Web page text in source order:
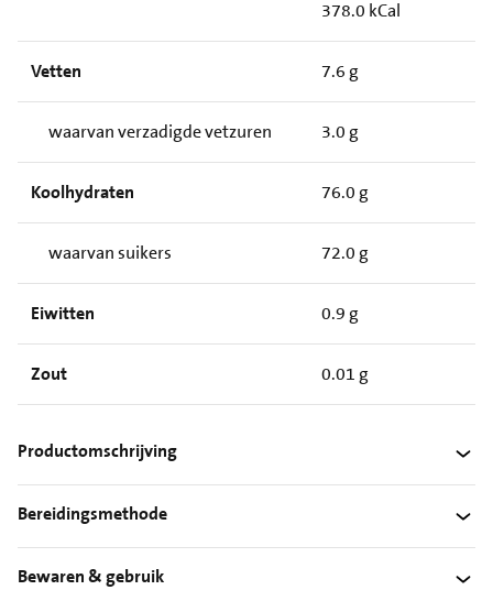
378.0 kCal
Vetten 7.6 g
waarvan verzadigde vetzuren 3.0 g
Koolhydraten 76.0 g
waarvan suikers 72.0 g
Eiwitten 0.9 g
Zout 0.01 g
Productomschrijving
Bereidingsmethode
Bewaren & gebruik